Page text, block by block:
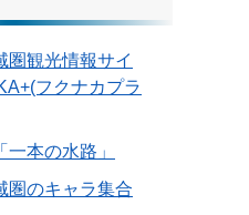
圏観光情報サイ
フクナカプラ
本の水路」
圏のキャラ集合